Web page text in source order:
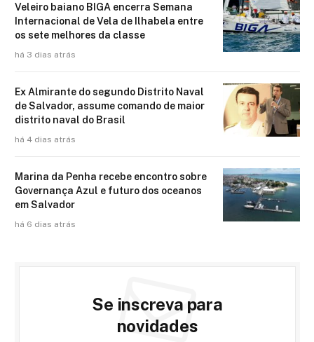
Veleiro baiano BIGA encerra Semana
Internacional de Vela de Ilhabela entre
os sete melhores da classe
há 3 dias atrás
Ex Almirante do segundo Distrito Naval
de Salvador, assume comando de maior
distrito naval do Brasil
há 4 dias atrás
Marina da Penha recebe encontro sobre
Governança Azul e futuro dos oceanos
em Salvador
há 6 dias atrás
Se inscreva para
novidades